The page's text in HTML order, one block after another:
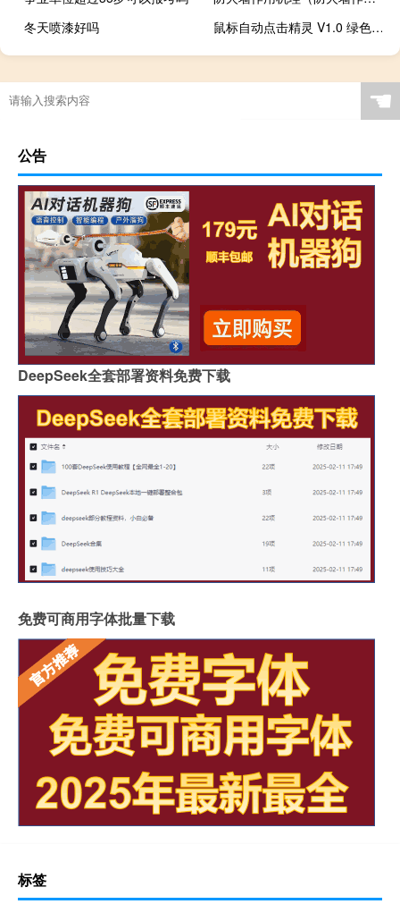
冬天喷漆好吗
鼠标自动点击精灵 V1.0 绿色免费版（鼠标自动点击精灵 V1.0 绿色免费版功能简介）
☚
公告
DeepSeek全套部署资料免费下载
免费可商用字体批量下载
标签